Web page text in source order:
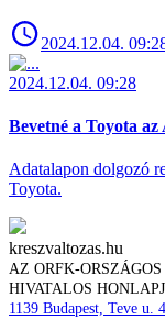
2024.12.04.
2024.12.04. 09:28
Bevetné a Toyota
Adatalapon dolgozó
Toyota.
kreszvaltozas.hu
AZ ORFK-
HIVATALOS
1139 Budapest, Teve u.